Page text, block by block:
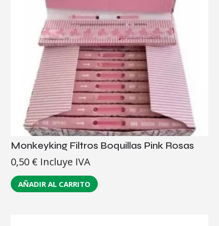
Monkeyking Filtros Boquillas Pink Rosas
0,50 € Incluye IVA
AÑADIR AL CARRITO